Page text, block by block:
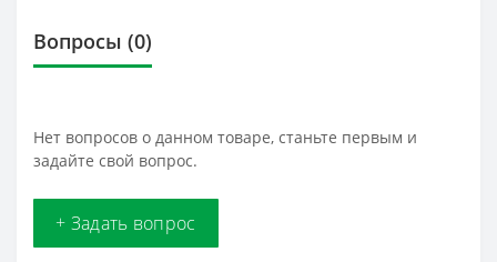
Вопросы (0)
Нет вопросов о данном товаре, станьте первым и
задайте свой вопрос.
+ Задать вопрос